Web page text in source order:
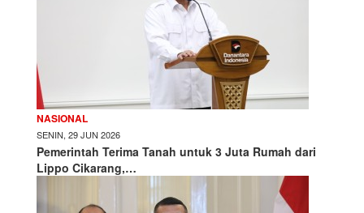
NASIONAL
SENIN, 29 JUN 2026
Pemerintah Terima Tanah untuk 3 Juta Rumah dari
Lippo Cikarang,…